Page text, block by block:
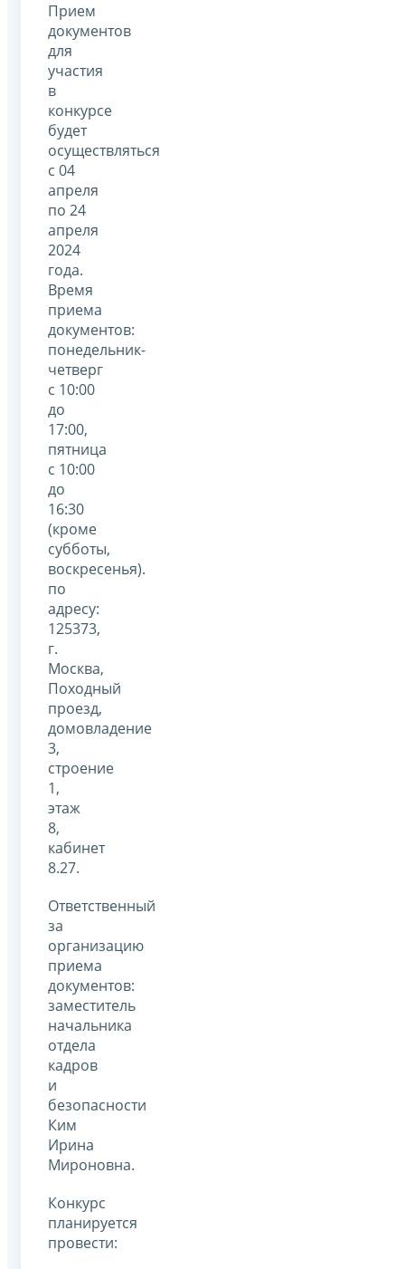
Прием
документов
для
участия
в
конкурсе
будет
осуществляться
с 04
апреля
по 24
апреля
2024
года.
Время
приема
документов:
понедельник-
четверг
с 10:00
до
17:00,
пятница
с 10:00
до
16:30
(кроме
субботы,
воскресенья).
по
адресу:
125373,
г.
Москва,
Походный
проезд,
домовладение
3,
строение
1,
этаж
8,
кабинет
8.27.
Ответственный
за
организацию
приема
документов:
заместитель
начальника
отдела
кадров
и
безопасности
Ким
Ирина
Мироновна.
Конкурс
планируется
провести: